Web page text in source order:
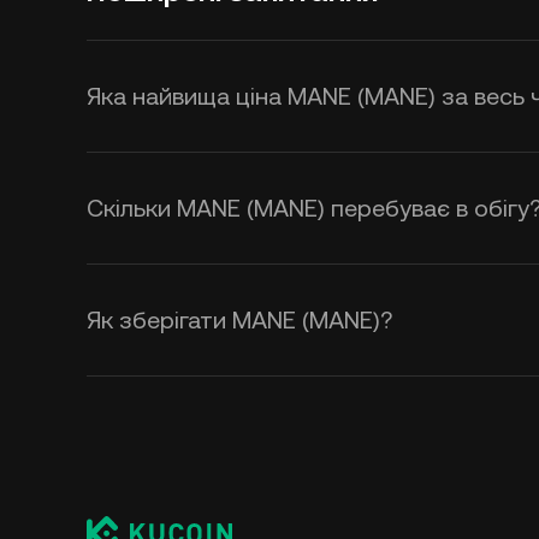
Яка найвища ціна MANE (MANE) за весь
Скільки MANE (MANE) перебуває в
Як зберігати MANE (MANE)?